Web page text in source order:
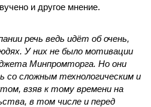
и другое мнение.
речь ведь идёт об очень,
У них не было мотивации
Минпромторга. Но они
со сложным технологическим и
взяв к тому времени на
в том числе и перед